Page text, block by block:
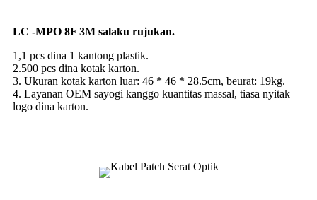
LC -MPO 8F 3M salaku rujukan.
1,1 pcs dina 1 kantong plastik.
2.500 pcs dina kotak karton.
3. Ukuran kotak karton luar: 46 * 46 * 28.5cm, beurat: 19kg.
4. Layanan OEM sayogi kanggo kuantitas massal, tiasa nyitak
logo dina karton.